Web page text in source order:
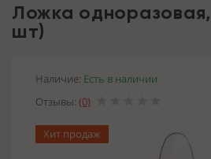
Ложка
шт)
Наличие: Есть в наличии
Отзывы: (0)
Хит продаж